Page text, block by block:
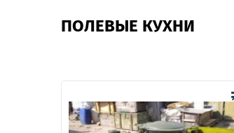
ПОЛЕВЫЕ КУХНИ